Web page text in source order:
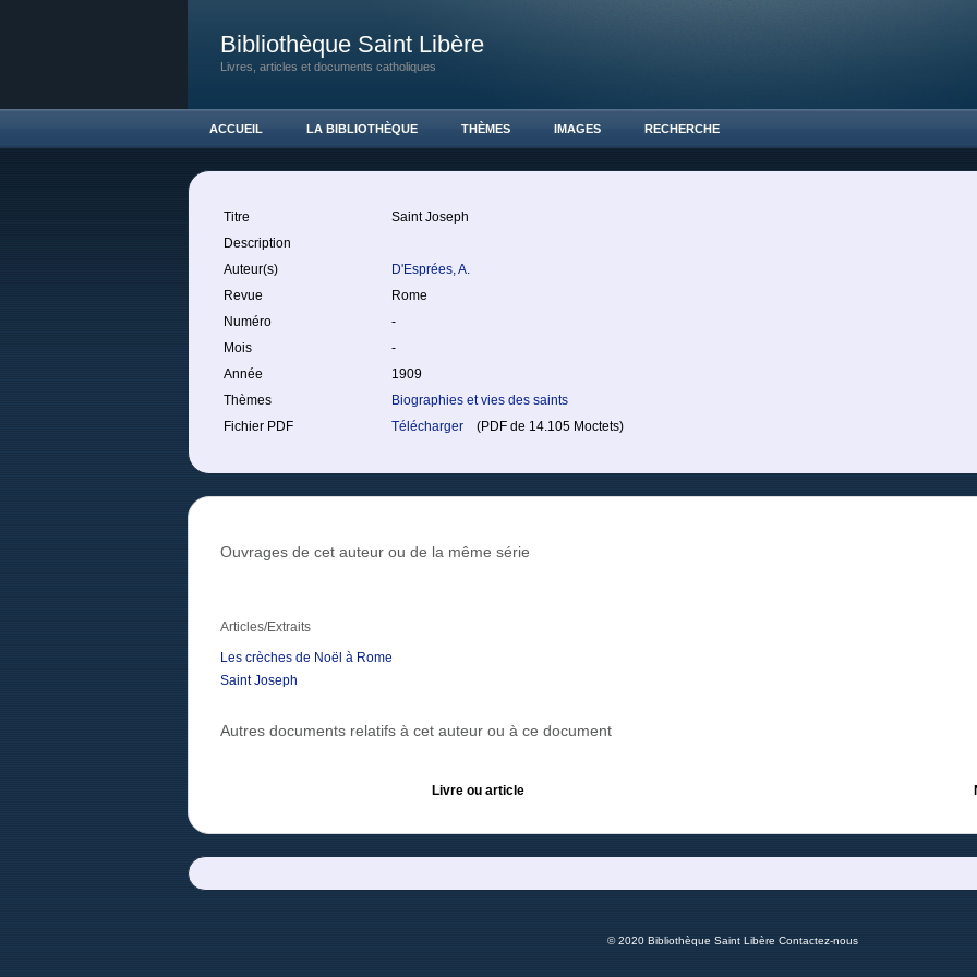
Bibliothèque Saint Libère
Livres, articles et documents catholiques
ACCUEIL LA BIBLIOTHÈQUE THÈMES IMAGES RECHERCHE
Titre
Saint Joseph
Description
Auteur(s)
D'Esprées, A.
Revue
Rome
Numéro
-
Mois
-
Année
1909
Thèmes
Biographies et vies des saints
Fichier PDF
Télécharger (PDF de 14.105 Moctets)
Ouvrages de cet auteur ou de la même série
Articles/Extraits
Les crèches de Noël à Rome
Saint Joseph
Autres documents relatifs à cet auteur ou à ce document
Livre ou article
© 2020 Bibliothèque Saint Libère Contactez-nous